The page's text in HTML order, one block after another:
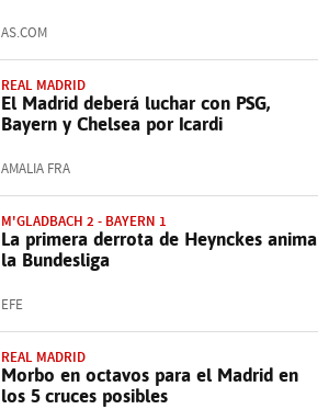
AS.COM
REAL MADRID
El Madrid deberá luchar con PSG,
Bayern y Chelsea por Icardi
AMALIA FRA
M'GLADBACH 2 - BAYERN 1
La primera derrota de Heynckes anima
la Bundesliga
EFE
REAL MADRID
Morbo en octavos para el Madrid en
los 5 cruces posibles